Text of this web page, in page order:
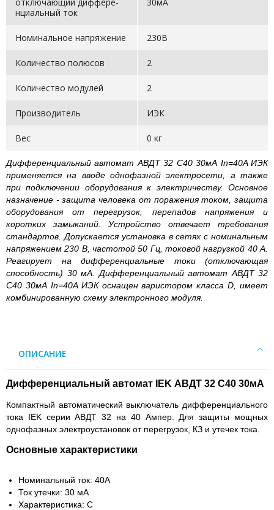
нци­альный ток
Номинальное напряжение 230В
Количество полюсов 2
Количество модулей 2
Производитель ИЭК
Вес 0 кг
Дифференциальный автомат АВДТ 32 С40 30мА In=40A ИЭК
применяется на вводе однофазной электросети, а также
при подключении оборудования к электричеству. Основное
назначение - защита человека от поражения током, защита
оборудования от перегрузок, перепадов напряжения и
коротких замыканий. Устройство отвечает требования
стандартов. Допускается установка в сетях с номинальным
напряжением 230 В, частотой 50 Гц, токовой нагрузкой 40 А.
Реагирует на дифференциальные токи (отключающая
способность) 30 мА. Дифференциальный автомат АВДТ 32
С40 30мА In=40A ИЭК оснащен варистором класса D, имеет
комбинированную схему электронного модуля.
ОПИСАНИЕ
Дифференциальный автомат IEK АВДТ 32 С40 30мА
Компактный автоматический выключатель дифференциального
тока IEK серии АВДТ 32 на 40 Ампер. Для защиты мощных
однофазных электроустановок от перегрузок, КЗ и утечек тока.
Основные характеристики
Номинальный ток: 40А
Ток утечки: 30 мА
Характеристика: С